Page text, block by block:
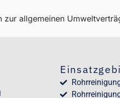
zur allgemeinen